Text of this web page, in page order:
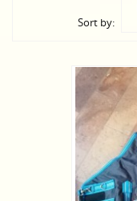
Sort by: